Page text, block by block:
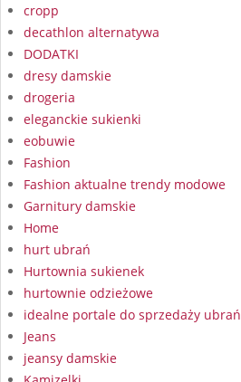
cropp
decathlon alternatywa
DODATKI
dresy damskie
drogeria
eleganckie sukienki
eobuwie
Fashion
Fashion aktualne trendy modowe
Garnitury damskie
Home
hurt ubrań
Hurtownia sukienek
hurtownie odzieżowe
idealne portale do sprzedaży ubrań
Jeans
jeansy damskie